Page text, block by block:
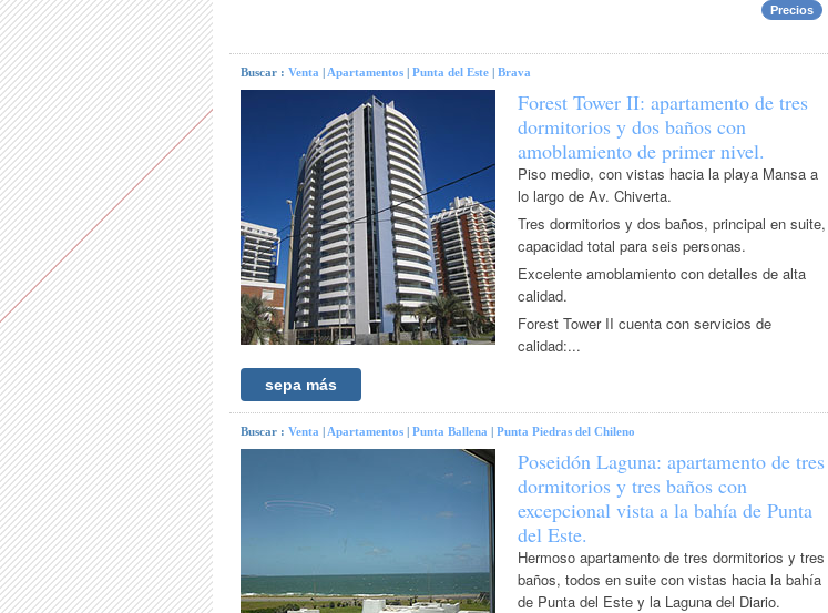
Precios
Buscar : Venta | Apartamentos | Punta del Este | Brava
Forest Tower II: apartamento de tres
dormitorios y dos baños con
amoblamiento de primer nivel.
Piso medio, con vistas hacia la playa Mansa a
lo largo de Av. Chiverta.
Tres dormitorios y dos baños, principal en suite,
capacidad total para seis personas.
Excelente amoblamiento con detalles de alta
calidad.
Forest Tower II cuenta con servicios de
calidad:...
sepa más
Buscar : Venta | Apartamentos | Punta Ballena | Punta Piedras del Chileno
Poseidón Laguna: apartamento de tres
dormitorios y tres baños con
excepcional vista a la bahía de Punta
del Este.
Hermoso apartamento de tres dormitorios y tres
baños, todos en suite con vistas hacia la bahía
de Punta del Este y la Laguna del Diario.